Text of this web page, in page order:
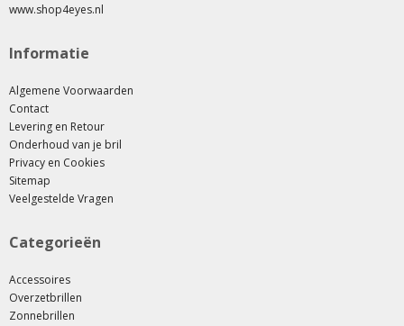
www.shop4eyes.nl
Informatie
Algemene Voorwaarden
Contact
Levering en Retour
Onderhoud van je bril
Privacy en Cookies
Sitemap
Veelgestelde Vragen
Categorieën
Accessoires
Overzetbrillen
Zonnebrillen